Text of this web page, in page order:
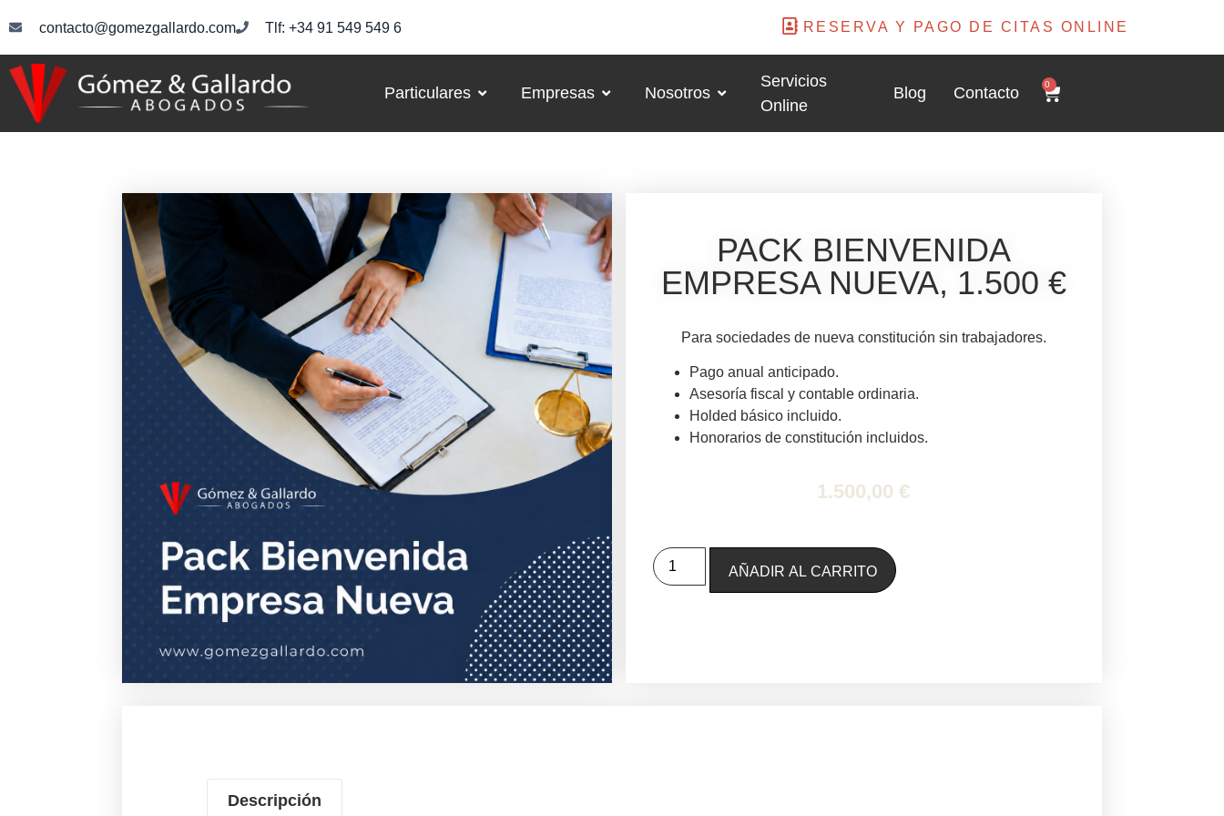
contacto@gomezgallardo.com Tlf: +34 91 549 549 6 RESERVA Y PAGO DE CITAS ONLINE
Particulares Empresas Nosotros
Servicios
Online
Blog Contacto 0
PACK BIENVENIDA
EMPRESA NUEVA, 1.500 €
Para sociedades de nueva constitución sin trabajadores.
Pago anual anticipado.
Asesoría fiscal y contable ordinaria.
Holded básico incluido.
Honorarios de constitución incluidos.
1.500,00 €
AÑADIR AL CARRITO
Descripción